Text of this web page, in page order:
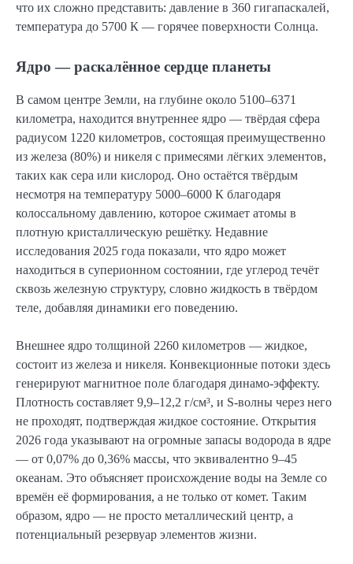
что их сложно представить: давление в 360 гигапаскалей,
температура до 5700 К — горячее поверхности Солнца.
Ядро — раскалённое сердце планеты
В самом центре Земли, на глубине около 5100–6371
километра, находится внутреннее ядро — твёрдая сфера
радиусом 1220 километров, состоящая преимущественно
из железа (80%) и никеля с примесями лёгких элементов,
таких как сера или кислород. Оно остаётся твёрдым
несмотря на температуру 5000–6000 К благодаря
колоссальному давлению, которое сжимает атомы в
плотную кристаллическую решётку. Недавние
исследования 2025 года показали, что ядро может
находиться в суперионном состоянии, где углерод течёт
сквозь железную структуру, словно жидкость в твёрдом
теле, добавляя динамики его поведению.
Внешнее ядро толщиной 2260 километров — жидкое,
состоит из железа и никеля. Конвекционные потоки здесь
генерируют магнитное поле благодаря динамо-эффекту.
Плотность составляет 9,9–12,2 г/см³, и S-волны через него
не проходят, подтверждая жидкое состояние. Открытия
2026 года указывают на огромные запасы водорода в ядре
— от 0,07% до 0,36% массы, что эквивалентно 9–45
океанам. Это объясняет происхождение воды на Земле со
времён её формирования, а не только от комет. Таким
образом, ядро — не просто металлический центр, а
потенциальный резервуар элементов жизни.